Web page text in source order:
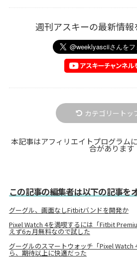
週刊アスキーの最新情報
カテゴリートッ
本記事はアフィリエイトプログラム
合があります
この記事の編集者は以下の記事を
グーグル、画面なしFitbitバンドを開発か
Pixel Watch 4を満喫するには「Fitbit
えず6ヵ月無料なので試した
グーグルのスマートウォッチ「Pixel Watch
ら、期待以上に快適だった